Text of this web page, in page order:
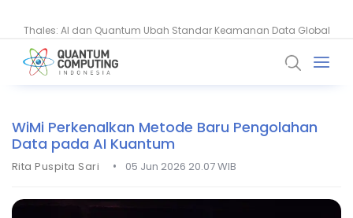
BSSN Dorong Industri Siber Nasional Hadapi Ancaman AI dan
WiMi Perkenalkan Metode Baru Pengolahan
Data pada AI Kuantum
Rita Puspita Sari • 05 Jun 2026 20.07 WIB